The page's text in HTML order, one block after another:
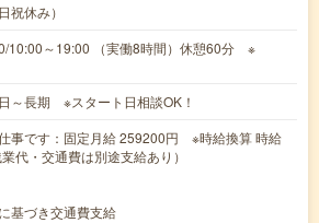
祝休み）
10:00～19:00 （実働8時間）休憩60分 ※
日～長期 ※スタート日相談OK！
事です：固定月給 259200円 ※時給換算 時給
代・交通費は別途支給あり）
基づき交通費支給